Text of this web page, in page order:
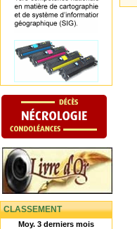
CLASSEMENT
Moy. 3 derniers mois